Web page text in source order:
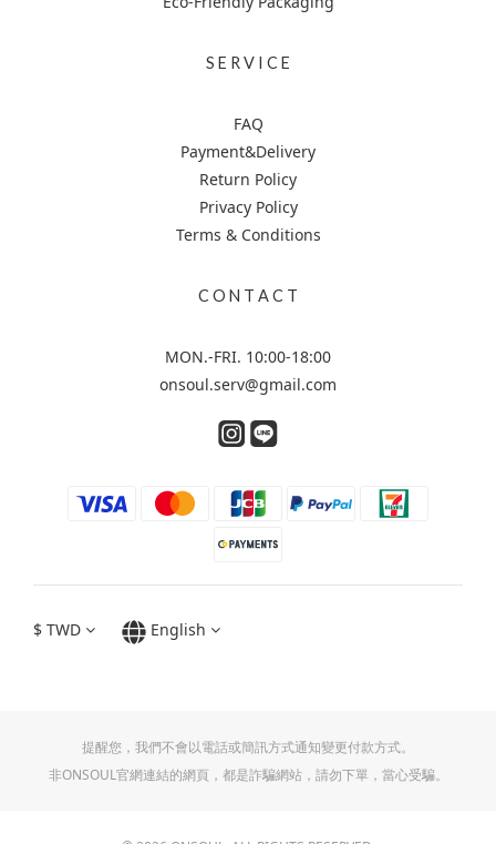
S E R V I C E
FAQ
Payment&Delivery
Return Policy
Privacy Policy
Terms & Conditions
C O N T A C T
MON.-FRI. 10:00-18:00
onsoul.serv@gmail.com
$ TWD English
提醒您，我們不會以電話或簡訊方式通知變更付款方式。
非ONSOUL官網連結的網頁，都是詐騙網站，請勿下單，當心受騙。